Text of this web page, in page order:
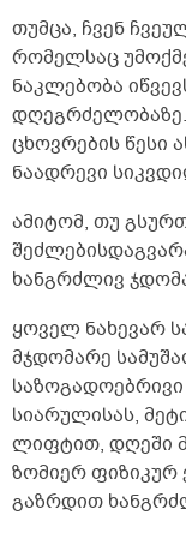
ეგეთი
სწრაფად
პროცენტიანი
კონტროლის
გავიკეთე
გავარკვიე,
არასდროს არ
ვეკარები და
სპირტიან
მანამდეც თუ
ვსვამ
ენერგეტიკულ
არც
სპორტული
ვცდილობ
დღეში 4
დავდივარ;
მეტიც რომ
მანძილზეც
ტვირთის
მძიმე წონის
თუმცა, ჩვენ
რომელსაც
ნაკლებობა
დღეგრძელობაზე.
ცხოვრების წესი
ნაადრევი
ამიტომ, თუ
ხანგრძლივ
ყოველ ნახევარ
მჯდომარე
სიარულისას,
ლიფტით, დღეში
ზომიერ ფიზიკურ
გაზრდით